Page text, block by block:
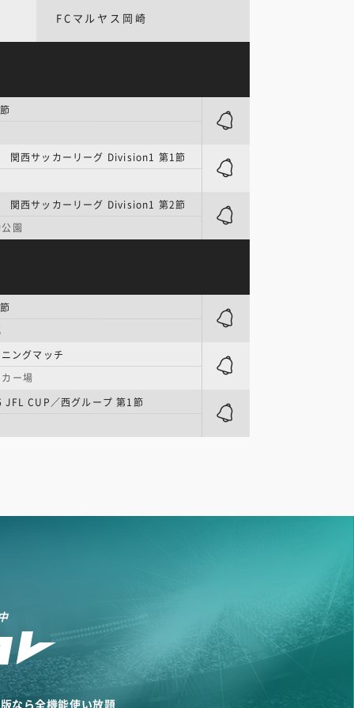
FCマルヤス岡崎
西サッカーリーグ Division1 第1節
西サッカーリーグ Division1 第2節
園
グマッチ
ー場
CUP／西グループ 第1節
なら全機能使い放題